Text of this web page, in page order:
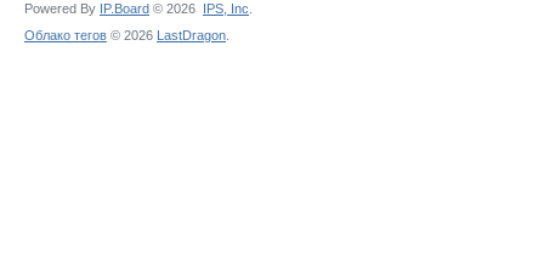
Powered By IP.Board © 2026 IPS, Inc
Облако тегов © 2026 LastDragon